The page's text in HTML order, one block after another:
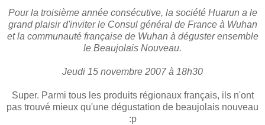
Pour la troisième année consécutive, la société Huarun a le
grand plaisir d'inviter le Consul général de France à Wuhan
et la communauté française de Wuhan à déguster ensemble
le Beaujolais Nouveau.
Jeudi 15 novembre 2007 à 18h30
Super. Parmi tous les produits régionaux français, ils n'ont
pas trouvé mieux qu'une dégustation de beaujolais nouveau
:p